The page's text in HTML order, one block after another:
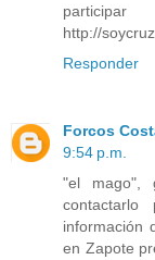
http://
Responder
Forcos
9:54 p.m.
"el mago",
información
en Zapote